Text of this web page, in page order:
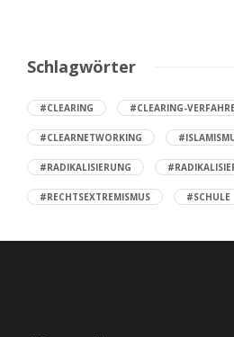
Schlagwörter
#CLEARING #CLEARING-
#CLEARNETWORKING
#RADIKALISIERUNG
#RECHTSEXTREMISMUS #SCHULE